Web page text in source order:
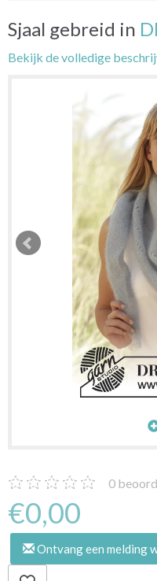
Sjaal gebreid in
Bekijk de volledige
0
€0,00
Ontvang een melding